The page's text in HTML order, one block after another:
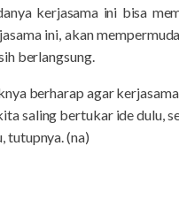
kerjasama ini bisa
ini, akan
berlangsung.
berharap agar
saling bertukar ide dulu,
tutupnya. (na)